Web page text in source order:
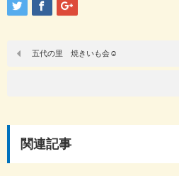
五代の里 焼きいも会☺
関連記事